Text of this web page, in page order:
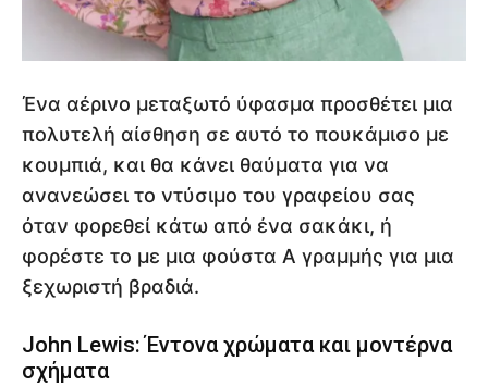
Ένα αέρινο μεταξωτό ύφασμα προσθέτει μια
πολυτελή αίσθηση σε αυτό το πουκάμισο με
κουμπιά, και θα κάνει θαύματα για να
ανανεώσει το ντύσιμο του γραφείου σας
όταν φορεθεί κάτω από ένα σακάκι, ή
φορέστε το με μια φούστα Α γραμμής για μια
ξεχωριστή βραδιά.
John Lewis: Έντονα χρώματα και μοντέρνα
σχήματα